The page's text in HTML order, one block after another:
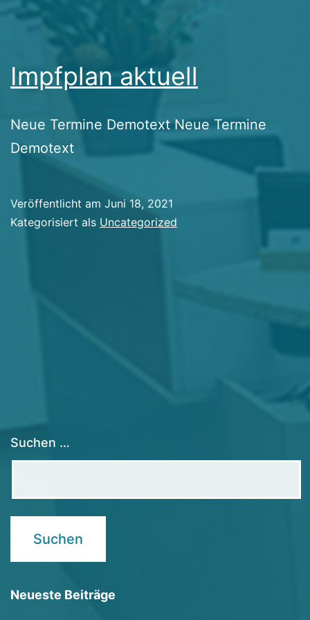
Impfplan aktuell
Neue Termine Demotext Neue Termine
Demotext
Veröffentlicht am Juni 18, 2021
Kategorisiert als Uncategorized
Suchen …
Neueste Beiträge